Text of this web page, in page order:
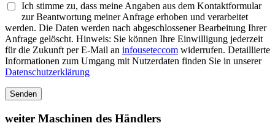
Ich stimme zu, dass meine Angaben aus dem Kontaktformular
zur Beantwortung meiner Anfrage erhoben und verarbeitet
werden. Die Daten werden nach abgeschlossener Bearbeitung Ihrer
Anfrage gelöscht. Hinweis: Sie können Ihre Einwilligung jederzeit
für die Zukunft per E-Mail an infouseteccom widerrufen. Detaillierte
Informationen zum Umgang mit Nutzerdaten finden Sie in unserer
Datenschutzerklärung
Senden
weiter Maschinen des Händlers